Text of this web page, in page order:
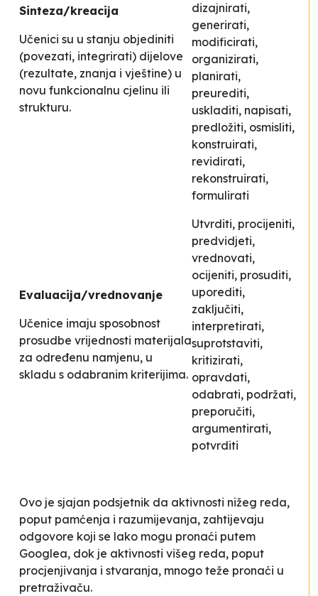
Sinteza/kreacija
Učenici su u stanju objediniti
(povezati, integrirati) dijelove
(rezultate, znanja i vještine) u
novu funkcionalnu cjelinu ili
strukturu.
dizajnirati,
generirati,
modificirati,
organizirati,
planirati,
preurediti,
uskladiti, napisati,
predložiti, osmisliti,
konstruirati,
revidirati,
rekonstruirati,
formulirati
Evaluacija/vrednovanje
Učenice imaju sposobnost
prosudbe vrijednosti materijala
za određenu namjenu, u
skladu s odabranim kriterijima.
Utvrditi, procijeniti,
predvidjeti,
vrednovati,
ocijeniti, prosuditi,
uporediti,
zaključiti,
interpretirati,
suprotstaviti,
kritizirati,
opravdati,
odabrati, podržati,
preporučiti,
argumentirati,
potvrditi
Ovo je sjajan podsjetnik da aktivnosti nižeg reda,
poput pamćenja i razumijevanja, zahtijevaju
odgovore koji se lako mogu pronaći putem
Googlea, dok je aktivnosti višeg reda, poput
procjenjivanja i stvaranja, mnogo teže pronaći u
pretraživaču.